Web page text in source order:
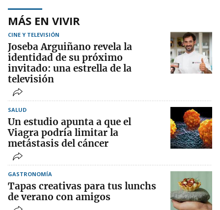
MÁS EN VIVIR
CINE Y TELEVISIÓN
Joseba Arguiñano revela la
identidad de su próximo
invitado: una estrella de la
televisión
SALUD
Un estudio apunta a que el
Viagra podría limitar la
metástasis del cáncer
GASTRONOMÍA
Tapas creativas para tus lunchs
de verano con amigos